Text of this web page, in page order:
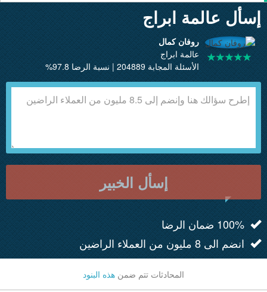
إسأل عالمة ابراج
روفان كمال
عالمة ابراج
الأسئلة المجابة 204889 | نسبة الرضا 97.8%
إسأل الخبير
100% ضمان الرضا
انضم الى 8 مليون من العملاء الراضين
المحادثات تتم ضمن هذه البنود